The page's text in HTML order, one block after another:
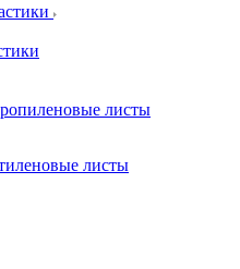
листы
листы